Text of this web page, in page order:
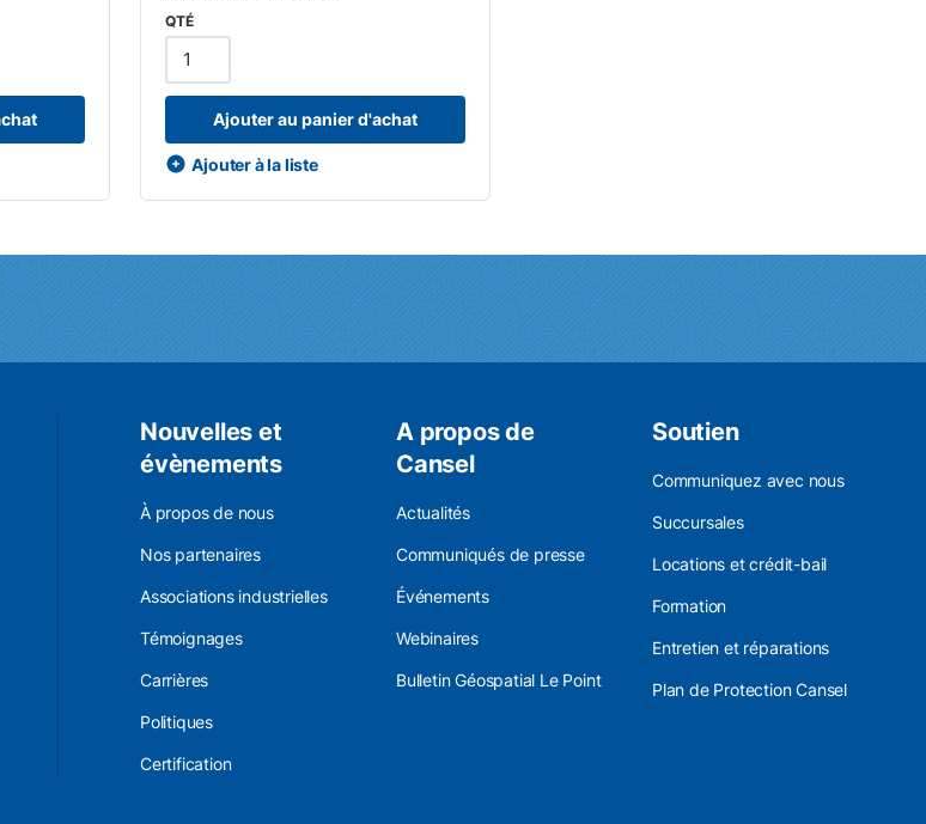
QTÉ
Ajouter au panier d'achat
Ajouter à la liste
est obligatoire.
Nouvelles et
évènements
À propos de nous
Nos partenaires
Associations industrielles
Témoignages
Carrières
Politiques
Certification
A propos de
Cansel
Actualités
Communiqués de presse
Événements
Webinaires
Bulletin Géospatial Le Point
Soutien
Communiquez avec nous
Succursales
Locations et crédit-bail
Formation
Entretien et réparations
Plan de Protection Cansel